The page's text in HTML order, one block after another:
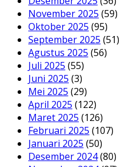
November 2025 (59)
Oktober 2025 (95)
September 2025 (51)
Agustus 2025 (56)
Juli 2025 (55)
Juni 2025 (3)
Mei 2025 (29)
April 2025 (122)
Maret 2025 (126)
Februari 2025 (107)
Januari 2025 (50)
Desember 2024(80)